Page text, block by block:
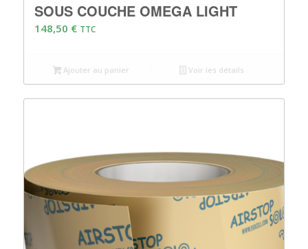
SOUS COUCHE OMEGA LIGHT
148,50 € TTC
Ajouter au panier Voir les détails